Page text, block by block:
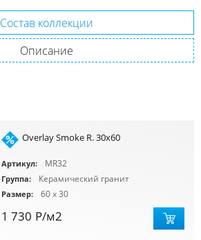
Состав коллекции
Описание
Overlay Smoke R. 30x60
Артикул: MR32
Группа: Керамический гранит
Размер: 60 x 30
1 730 Р/м2